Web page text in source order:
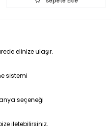
elinize ulaşır.
sistemi
seçeneği
iletebilirsiniz.